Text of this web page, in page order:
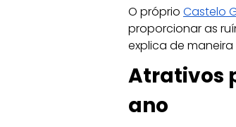
O próprio Castelo
proporcionar as
explica de
Atrativos
ano